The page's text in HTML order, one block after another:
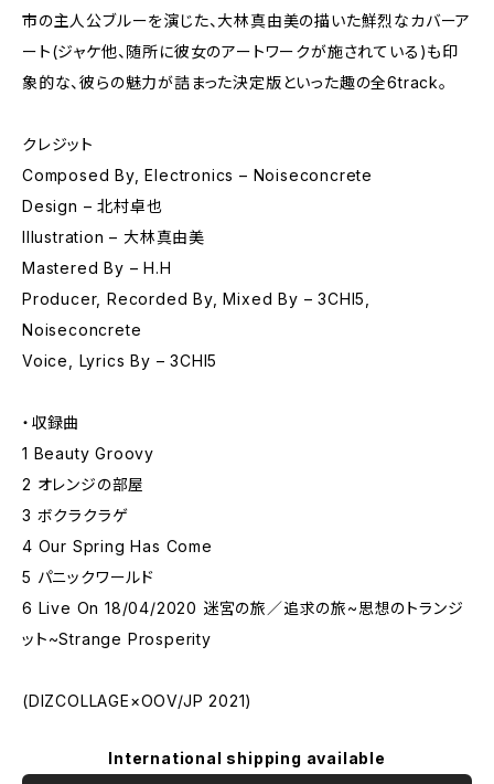
市の主人公ブルーを演じた、大林真由美の描いた鮮烈なカバーア
ート(ジャケ他、随所に彼女のアートワークが施されている)も印
象的な、彼らの魅力が詰まった決定版といった趣の全6track。
クレジット
Composed By, Electronics – Noiseconcrete
Design – 北村卓也
Illustration – 大林真由美
Mastered By – H.H
Producer, Recorded By, Mixed By – 3CHI5,
Noiseconcrete
Voice, Lyrics By – 3CHI5
・収録曲
1 Beauty Groovy
2 オレンジの部屋
3 ボクラクラゲ
4 Our Spring Has Come
5 パニックワールド
6 Live On 18/04/2020 迷宮の旅／追求の旅~思想のトランジ
ット~Strange Prosperity
(DIZCOLLAGE×OOV/JP 2021)
International shipping available